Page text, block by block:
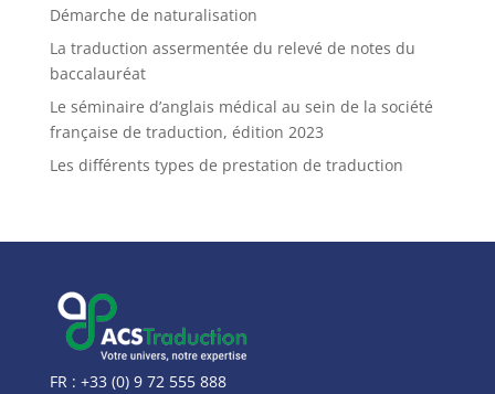
Démarche de naturalisation
La traduction assermentée du relevé de notes du
baccalauréat
Le séminaire d’anglais médical au sein de la société
française de traduction, édition 2023
Les différents types de prestation de traduction
FR : +33 (0) 9 72 555 888